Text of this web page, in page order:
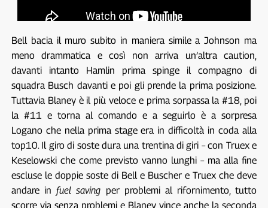
Bell bacia il muro subito in maniera simile a Johnson ma
meno drammatica e così non arriva un’altra caution,
davanti intanto Hamlin prima spinge il compagno di
squadra Busch davanti e poi gli prende la prima posizione.
Tuttavia Blaney è il più veloce e prima sorpassa la #18, poi
la #11 e torna al comando e a seguirlo è a sorpresa
Logano che nella prima stage era in difficoltà in coda alla
top10. Il giro di soste dura una trentina di giri – con Truex e
Keselowski che come previsto vanno lunghi – ma alla fine
escluse le doppie soste di Bell e Buscher e Truex che deve
andare infuel saving per problemi al rifornimento, tutto
scorre via senza problemi e Blaney vince anche la seconda